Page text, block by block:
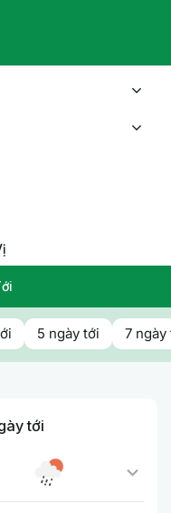
5 ngày tới 7 ngày
tới